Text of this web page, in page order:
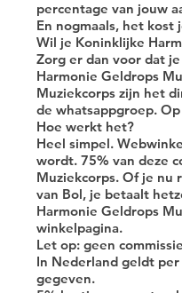
percentage van jouw
En nogmaals, het kost
Wil je Koninklijke
Zorg er dan voor dat
Harmonie Geldrops
Muziekcorps zijn het
de whatsappgroep.
Hoe werkt het?
Heel simpel.
wordt. 75% van deze
Muziekcorps. Of je nu
van Bol, je betaalt
Harmonie Geldrops
winkelpagina.
Let op: geen
In Nederland geldt
gegeven.